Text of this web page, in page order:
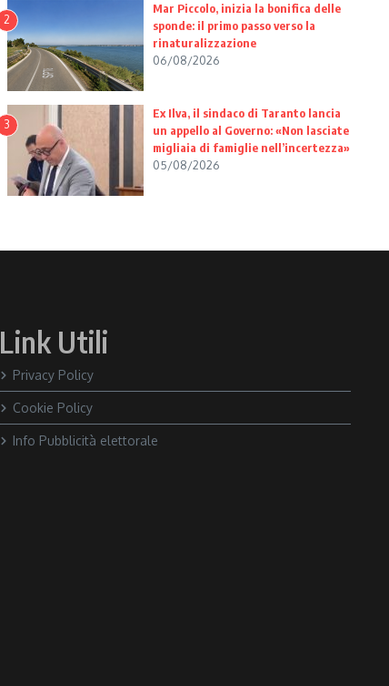
2
Mar Piccolo, inizia la bonifica delle
sponde: il primo passo verso la
rinaturalizzazione
06/08/2026
3
Ex Ilva, il sindaco di Taranto lancia
un appello al Governo: «Non lasciate
migliaia di famiglie nell’incertezza»
05/08/2026
Link Utili
Privacy Policy
Cookie Policy
Info Pubblicità elettorale